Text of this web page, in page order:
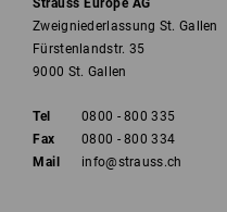
Strauss Europe AG
Zweigniederlassung St. Gallen
Fürstenlandstr. 35
9000 St. Gallen
Tel
0800 - 800 335
Fax
0800 - 800 334
Mail
info@strauss.ch